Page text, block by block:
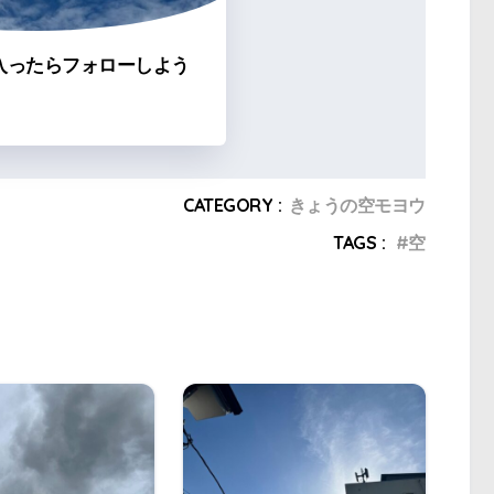
たらフォローしよう
CATEGORY : きょうの空モヨウ
TAGS :
空